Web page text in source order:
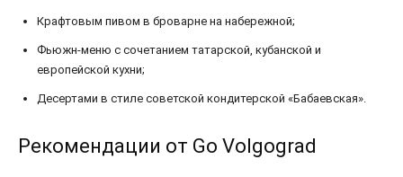
Крафтовым пивом в броварне на набережной;
Фьюжн-меню с сочетанием татарской, кубанской и
европейской кухни;
Десертами в стиле советской кондитерской «Бабаевская».
Рекомендации от Go Volgograd